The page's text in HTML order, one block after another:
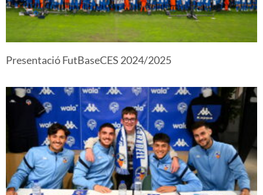
Presentació FutBaseCES 2024/2025